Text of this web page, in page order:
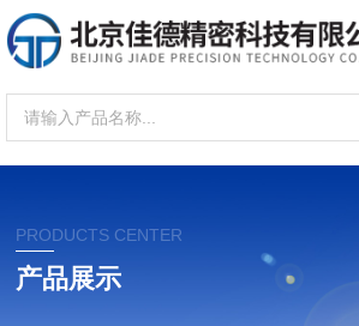
PRODUCTS CENTER
产品展示